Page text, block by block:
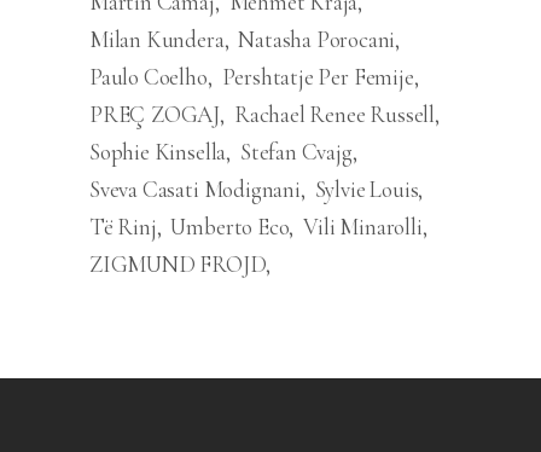
Milan Kundera Natasha Porocani
Paulo Coelho
Pershtatje Per Femije
PREÇ ZOGAJ
Rachael Renee Russell
Sophie Kinsella Stefan Cvajg
Sveva Casati Modignani
Sylvie Louis
Të Rinj Umberto Eco Vili Minarolli
ZIGMUND FROJD